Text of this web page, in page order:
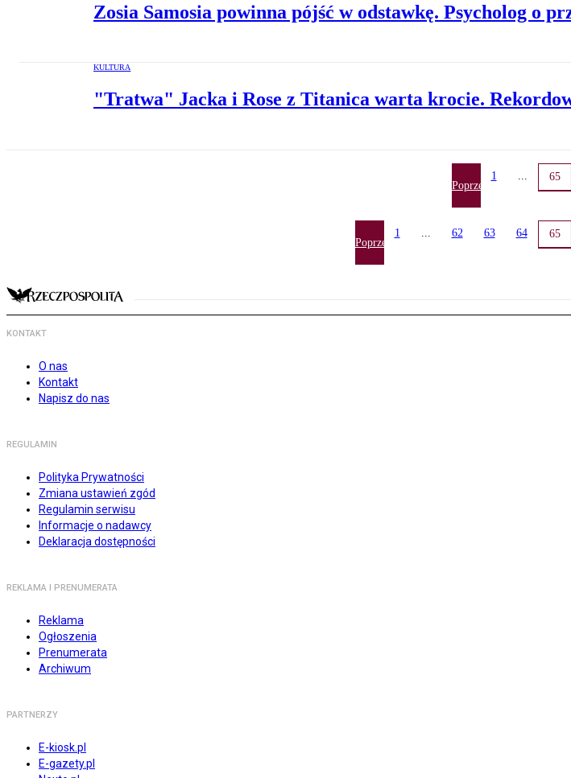
Zosia Samosia powinna pójść w odstawkę. Psycholog o
KULTURA
"Tratwa" Jacka i Rose z Titanica warta krocie.
Poprzednia
1 ... 65
Poprzednia
1 ... 62 63 64 65
KONTAKT
O nas
Kontakt
Napisz do nas
REGULAMIN
Polityka Prywatności
Zmiana ustawień zgód
Regulamin serwisu
Informacje o nadawcy
Deklaracja dostępności
REKLAMA I PRENUMERATA
Reklama
Ogłoszenia
Prenumerata
Archiwum
PARTNERZY
E-kiosk.pl
E-gazety.pl